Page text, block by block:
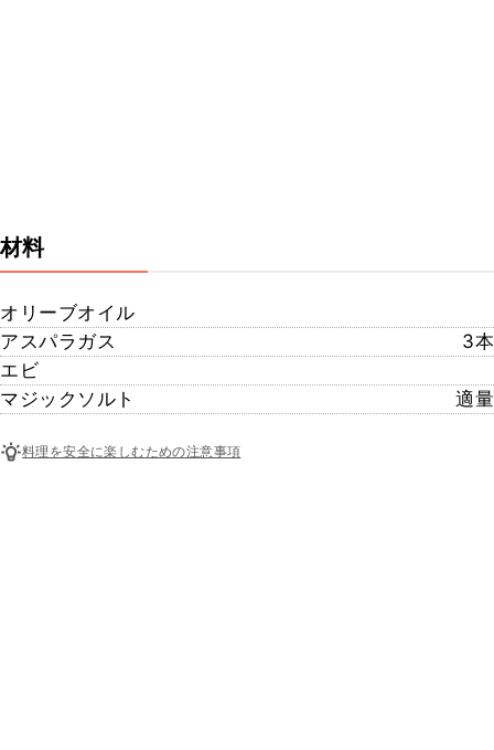
材料
オリーブオイル
アスパラガス
3本
エビ
マジックソルト
適量
料理を安全に楽しむための注意事項